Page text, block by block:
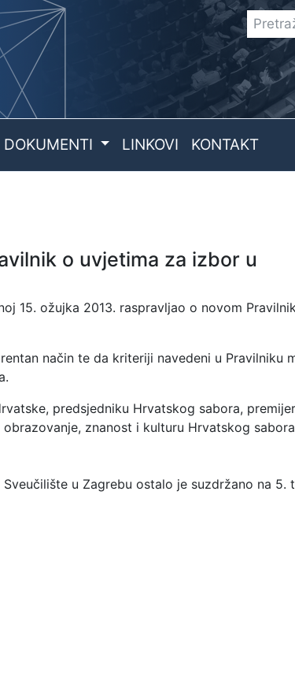
DOKUMENTI LINKOVI KONTAKT
o uvjetima za izbor u
15. ožujka 2013. raspravljao o novom
način te da kriteriji navedeni u Pravilniku
predsjedniku Hrvatskog sabora,
znanost i kulturu Hrvatskog
u Zagrebu ostalo je suzdržano na 5.